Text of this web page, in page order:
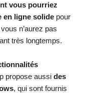
vous pourriez
en ligne solide pour
n’aurez pas
très longtemps.
propose aussi des
, qui sont fournis